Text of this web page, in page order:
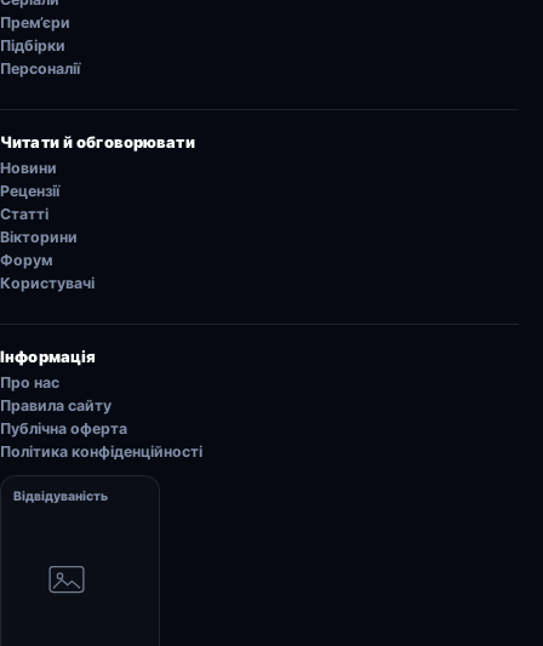
Прем’єри
Підбірки
Персоналії
Читати й обговорювати
Новини
Рецензії
Статті
Вікторини
Форум
Користувачі
Інформація
Про нас
Правила сайту
Публічна оферта
Політика конфіденційності
Відвідуваність